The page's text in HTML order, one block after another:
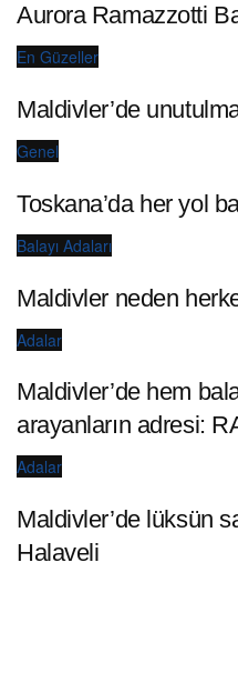
Aurora Ramazzotti
En Güzeller
Maldivler’de
Genel
Toskana’da her yol
Balayı Adaları
Maldivler neden
Adalar
Maldivler’de hem
arayanların adresi:
Adalar
Maldivler’de lüksün
Halaveli